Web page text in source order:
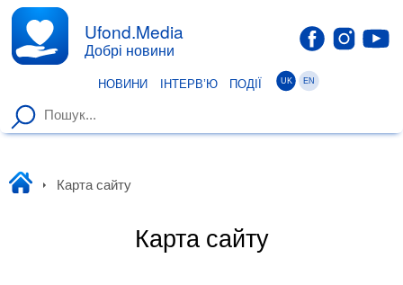
Ufond.Media
Добрі новини
НОВИНИ ІНТЕРВ’Ю ПОДІЇ UK EN
Уфонд
Карта сайту
Карта сайту